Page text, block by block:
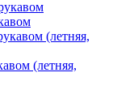
(летняя,